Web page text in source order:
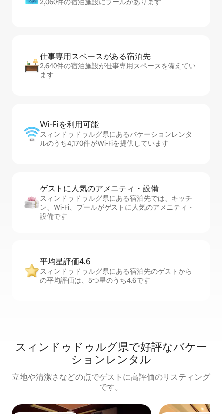
2,060件の宿泊施設にプールがあります
仕事専用ス⁠ペ⁠ー⁠スがあ⁠る宿⁠泊⁠先
2,640件の宿泊施設が仕事専用スペースを備えてい
ます
Wi-Fiを利⁠用⁠可⁠能
スィンドゥドゥルグ県にあるバケーションレンタ
ルのうち4,170件がWi-Fiを提供しています
ゲストに人⁠気⁠のア⁠メ⁠ニ⁠テ⁠ィ・設⁠備
スィンドゥドゥルグ県にある宿泊先では、キッチ
ン、Wi-Fi、プールがゲストに人気のアメニティ・
設備です
平均星評価4.6
スィンドゥドゥルグ県にある宿泊先のゲストから
の平均評価は、5つ星のうち4.6です
スィンドゥドゥルグ県で好評なバケー
ションレンタル
立地や清潔さなどの点でゲストに高評価のリスティング
です。